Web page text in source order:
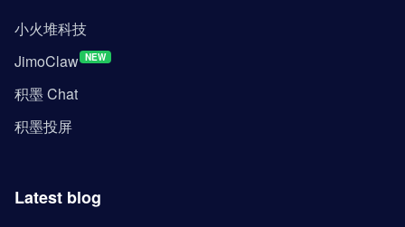
小火堆科技
JimoClaw NEW
积墨 Chat
积墨投屏
Latest blog